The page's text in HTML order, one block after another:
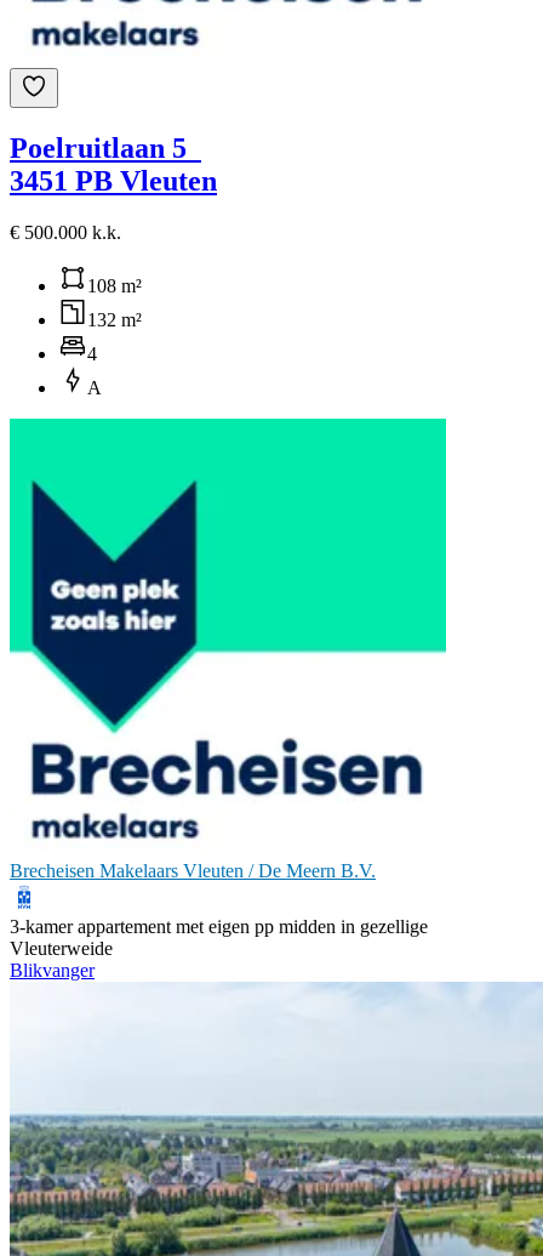
Poelruitlaan 5
3451 PB Vleuten
€ 500.000 k.k.
108 m²
132 m²
4
A
Brecheisen Makelaars Vleuten / De Meern B.V.
3-kamer appartement met eigen pp midden in gezellige
Vleuterweide
Blikvanger